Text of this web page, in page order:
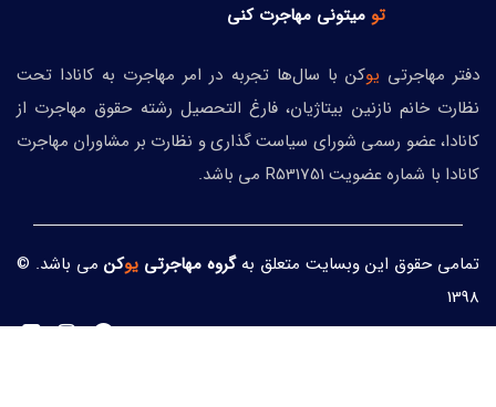
تو میتونی مهاجرت کنی
دفتر مهاجرتی یوکن با سال‌ها تجربه در امر مهاجرت به کانادا تحت
نظارت خانم نازنین بیتاژیان، فارغ التحصیل رشته حقوق مهاجرت از
کانادا، عضو رسمی شورای سیاست گذاری و نظارت بر مشاوران مهاجرت
کانادا با شماره عضویت R531751 می باشد.
تمامی حقوق این وبسایت متعلق بهگروه مهاجرتی یوکن می باشد. ©
1398